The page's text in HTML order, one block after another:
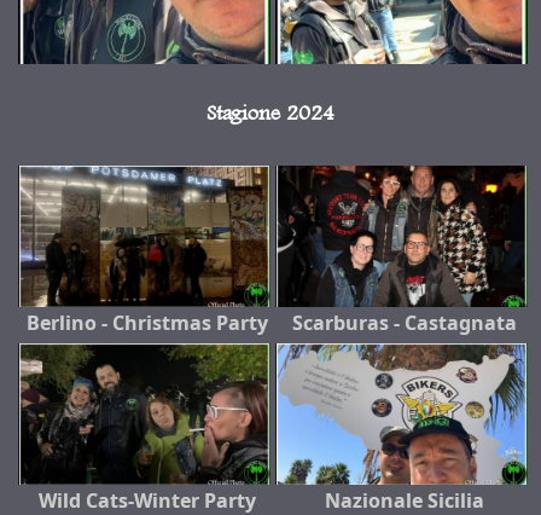
Stagione 2024
Berlino - Christmas Party Scarburas - Castagnata
Wild Cats-Winter Party Nazionale Sicilia